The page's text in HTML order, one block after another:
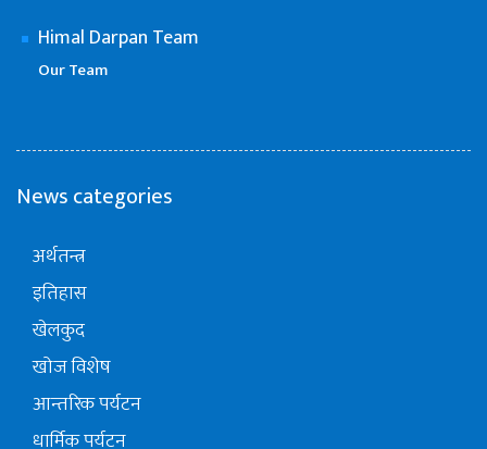
Himal Darpan Team
Our Team
News categories
अर्थतन्त्र
इतिहास
खेलकुद
खोज विशेष
आन्तरिक पर्यटन
धार्मिक पर्यटन